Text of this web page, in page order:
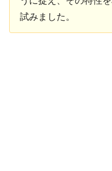
試みました。